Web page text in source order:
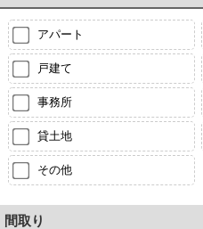
アパート
戸建て
事務所
貸土地
その他
間取り